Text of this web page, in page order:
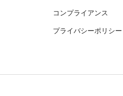
コンプライアンス
プライバシーポリシー